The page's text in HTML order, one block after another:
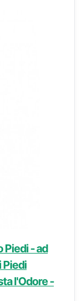
Piedi - ad
Piedi
l'Odore -